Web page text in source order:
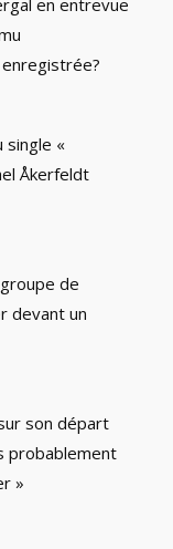
single «
Åkerfeldt
de
devant un
son départ
probablement
»